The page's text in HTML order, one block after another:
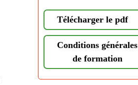
Télécharger le pdf
Conditions générales
de formation